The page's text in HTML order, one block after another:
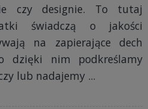
czy designie. To tutaj
świadczą o jakości
na zapierające dech
dzięki nim podkreślamy
lub nadajemy ...